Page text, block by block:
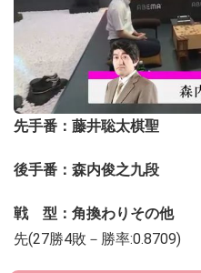
先手番：藤井聡太棋聖
後手番：森内俊之九段
戦 型：角換わりその他
先(27勝4敗－勝率:0.8709)